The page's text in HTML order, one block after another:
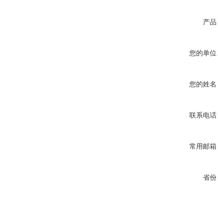
产品
您的单位
您的姓名
联系电话
常用邮箱
省份